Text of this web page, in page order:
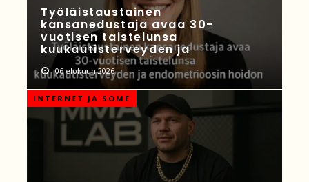
Työläistaustainen
kansanedustaja avaa 30-
vuotisen taistelunsa
kuukautisterveyden ja
06 elokuun 2026
INTERNET JA SOME